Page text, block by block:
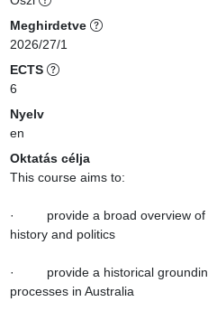
Meghirdetve
2026/27/1
ECTS
6
Nyelv
en
Oktatás célja
This course aims to:
·         provide a broad
history and politics
·         provide a historical
processes in Australia